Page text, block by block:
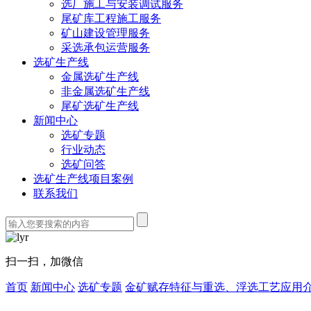
选厂施工与安装调试服务
尾矿库工程施工服务
矿山建设管理服务
采选承包运营服务
选矿生产线
金属选矿生产线
非金属选矿生产线
尾矿选矿生产线
新闻中心
选矿专题
行业动态
选矿问答
选矿生产线项目案例
联系我们
扫一扫，加微信
首页 新闻中心 选矿专题 金矿赋存特征与重选、浮选工艺应用